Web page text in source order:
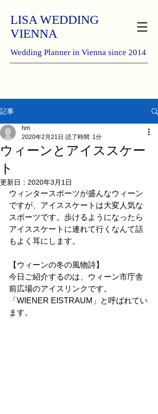
LISA WEDDING
VIENNA
Wedding Planner in Vienna since 2014
記事
ウィーンとアイススケー
ト
hm
2020年2月21日 読了時間: 1分
更新日： 2020年3月1日
ウィンタースポーツが盛んなウィーン
ですが、アイススケートは大変人気な
スポーツです。歩けるようになったら
アイススケートに連れて行くなんて話
もよく耳にします。
【ウィーンの冬の風物詩】
今日ご紹介するのは、ウィーン市庁舎
前広場のアイスリンクです。
「WIENER EISTRAUM」と呼ばれてい
ます。